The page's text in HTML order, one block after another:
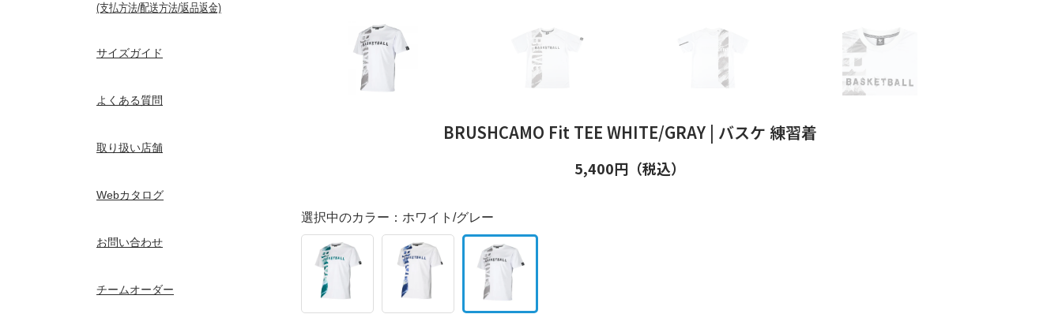
(支払方法/配送方法/返品返金)
サイズガイド
よくある質問
取り扱い店舗
Webカタログ
お問い合わせ
チームオーダー
BRUSHCAMO Fit TEE WHITE/GRAY | バスケ 練習着
5,400円（税込）
選択中のカラー： ホワイト/グレー